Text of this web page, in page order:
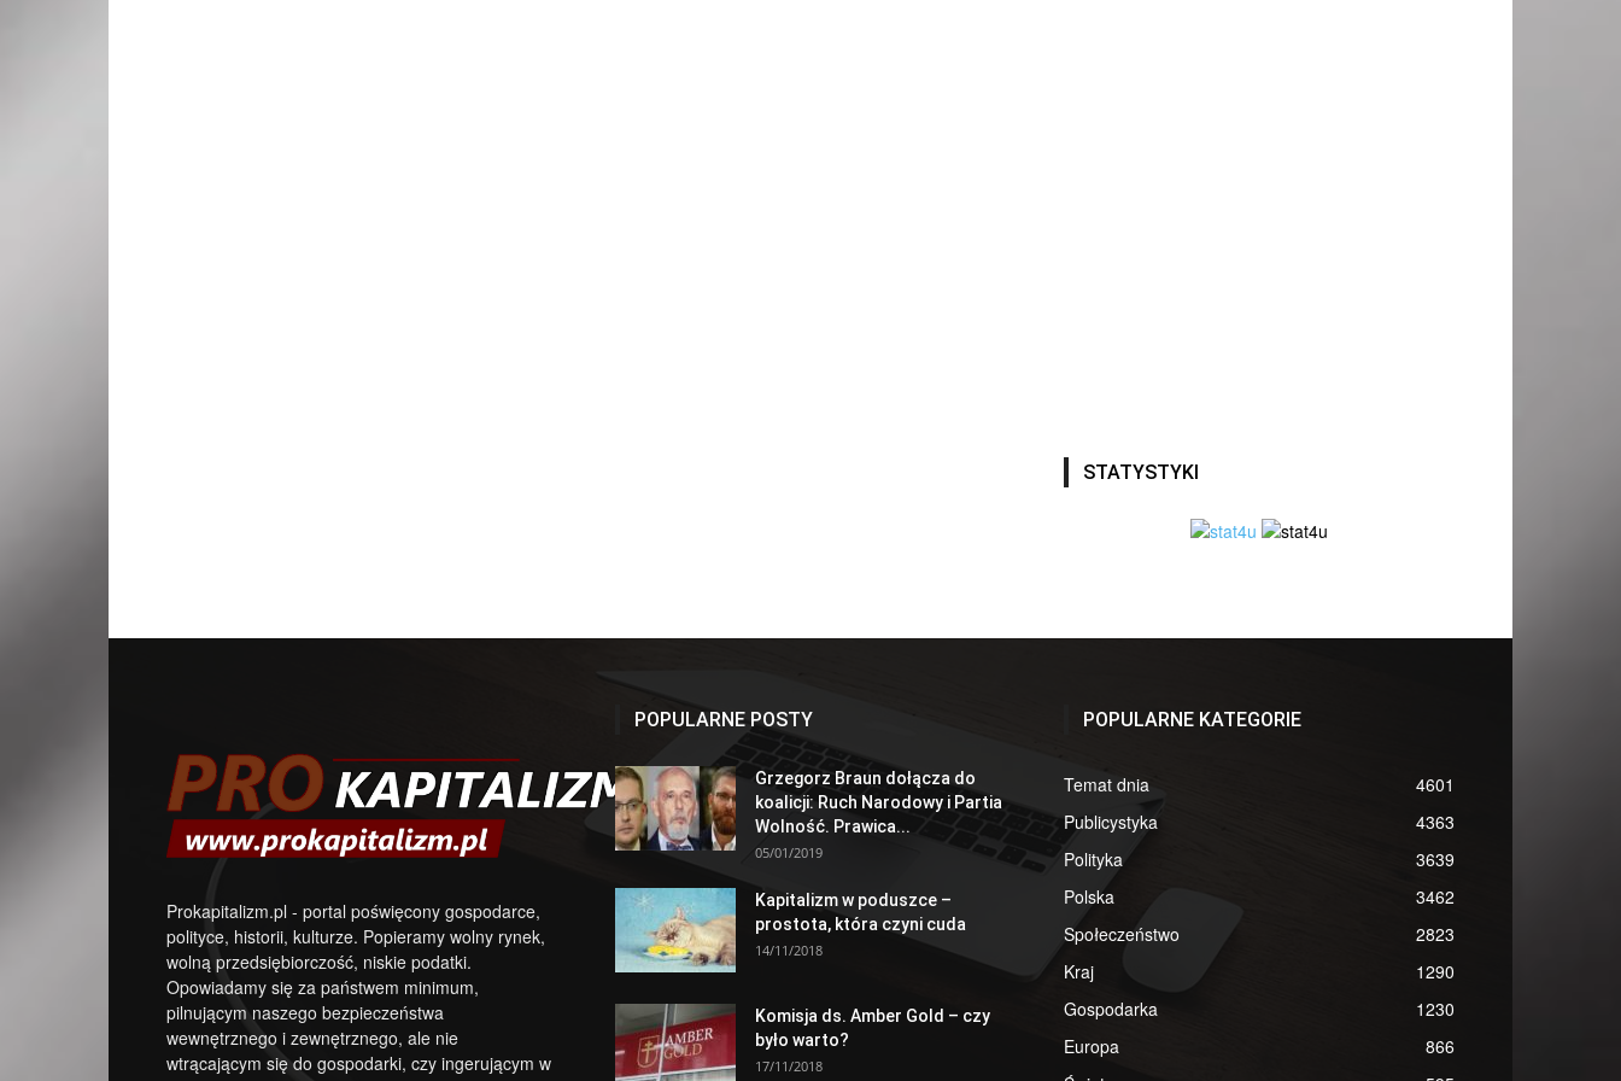
STATYSTYKI
Prokapitalizm.pl - portal poświęcony gospodarce,
polityce, historii, kulturze. Popieramy wolny rynek,
wolną przedsiębiorczość, niskie podatki.
Opowiadamy się za państwem minimum,
pilnującym naszego bezpieczeństwa
wewnętrznego i zewnętrznego, ale nie
wtrącającym się do gospodarki, czy ingerującym w
POPULARNE POSTY
Grzegorz Braun dołącza do
koalicji: Ruch Narodowy i Partia
Wolność. Prawica...
05/01/2019
Kapitalizm w poduszce –
prostota, która czyni cuda
14/11/2018
Komisja ds. Amber Gold – czy
było warto?
17/11/2018
POPULARNE KATEGORIE
Temat dnia
4601
Publicystyka
4363
Polityka
3639
Polska
3462
Społeczeństwo
2823
Kraj
1290
Gospodarka
1230
Europa
866